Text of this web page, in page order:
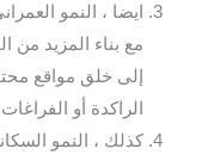
ايضا ، النمو
مع بناء المزيد من
إلى خلق مواقع
الراكدة أو
كذلك ، النمو